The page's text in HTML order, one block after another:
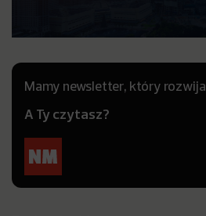
Mamy newsletter, który
A Ty czytasz?